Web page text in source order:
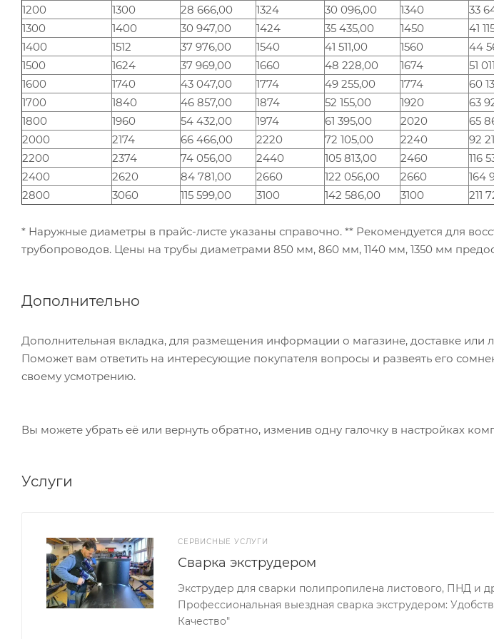
1200
1300 28 666,00 1324 30 096,00 1340 33
1300
1400 30 947,00 1424 35 435,00 1450 41
1400
1512 37 976,00 1540 41 511,00 1560 44
1500
1624 37 969,00 1660 48 228,00 1674 51
1600
1740 43 047,00 1774 49 255,00 1774 60
1700
1840 46 857,00 1874 52 155,00 1920 63
1800
1960 54 432,00 1974 61 395,00 2020 65
2000
2174 66 466,00 2220 72 105,00 2240 92
2200
2374 74 056,00 2440 105 813,00 2460 116
2400
2620 84 781,00 2660 122 056,00 2660 164
2800
3060 115 599,00 3100 142 586,00 3100 211
* Наружные диаметры в прайс-листе указаны справочно. ** Рекомендуется для
трубопроводов. Цены на трубы диаметрами 850 мм, 860 мм, 1140 мм, 1350 мм
Дополнительно
Дополнительная вкладка, для размещения информации о магазине, доставке или
Поможет вам ответить на интересующие покупателя вопросы и развеять его
своему усмотрению.
Вы можете убрать её или вернуть обратно, изменив одну галочку в настройках
Услуги
СЕРВИСНЫЕ УСЛУГИ
Сварка экструдером
Экструдер для сварки полипропилена листового, ПНД и
Профессиональная выездная сварка экструдером:
Качество"